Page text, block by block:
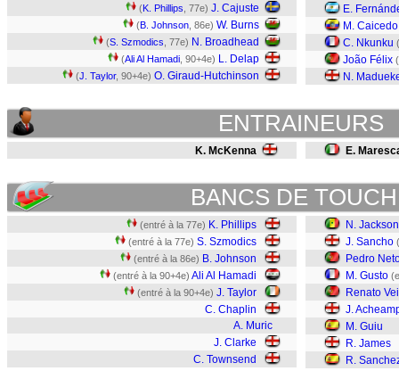
(K. Phillips , 77e) J. Cajuste
(B. Johnson , 86e) W. Burns
(S. Szmodics , 77e) N. Broadhead
(Ali Al Hamadi , 90+4e) L. Delap
(J. Taylor, 90+4e) O. Giraud-Hutchinson
E.
M. Caicedo
C. Nkunku (
João Félix (
N.
ENTRAINEURS
K. McKenna E.
BANCS DE
(entré à la 77e) K. Phillips
(entré à la 77e) S. Szmodics
(entré à la 86e) B. Johnson
(entré à la 90+4e) Ali Al Hamadi
(entré à la 90+4e) J. Taylor
C. Chaplin
A. Muric
J. Clarke
C. Townsend
N. Jackson
J. Sancho
Pedro
M. Gusto
Renato
J.
M. Guiu
R. James
R.